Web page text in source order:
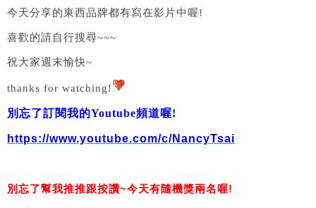
今天分享的東西品牌都有寫在影片中喔!
喜歡的請自行搜尋~~~
祝大家週末愉快~
thanks for watching!
別忘了訂閱我的Youtube頻道喔!
https://www.youtube.com/c/NancyTsai
別忘了幫我推推跟按讚~今天有隨機獎兩名喔!